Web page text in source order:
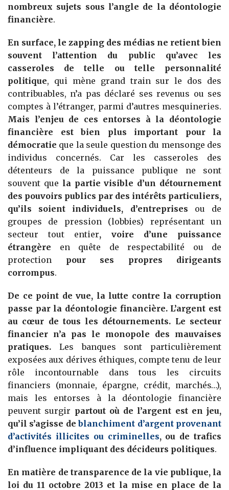
nombreux sujets sous l’angle de la déontologie
financière.
En surface, le zapping des médias ne retient bien
souvent l’attention du public qu’avec les
casseroles de telle ou telle personnalité
politique, qui mène grand train sur le dos des
contribuables, n’a pas déclaré ses revenus ou ses
comptes à l’étranger, parmi d’autres mesquineries.
Mais l’enjeu de ces entorses à la déontologie
financière est bien plus important pour la
démocratie que la seule question du mensonge des
individus concernés. Car les casseroles des
détenteurs de la puissance publique ne sont
souvent que la partie visible d’un détournement
des pouvoirs publics par des intérêts particuliers,
qu’ils soient individuels, d’entreprises ou de
groupes de pression (lobbies) représentant un
secteur tout entier, voire d’une puissance
étrangère en quête de respectabilité ou de
protection pour ses propres dirigeants
corrompus.
De ce point de vue, la lutte contre la corruption
passe par la déontologie financière. L’argent est
au cœur de tous les détournements. Le secteur
financier n’a pas le monopole des mauvaises
pratiques. Les banques sont particulièrement
exposées aux dérives éthiques, compte tenu de leur
rôle incontournable dans tous les circuits
financiers (monnaie, épargne, crédit, marchés…),
mais les entorses à la déontologie financière
peuvent surgir partout où de l’argent est en jeu,
qu’il s’agisse deblanchiment d’argent provenant
d’activités illicites ou criminelles, ou de trafics
d’influence impliquant des décideurs politiques.
En matière de transparence de la vie publique, la
loi du 11 octobre 2013 et la mise en place de la